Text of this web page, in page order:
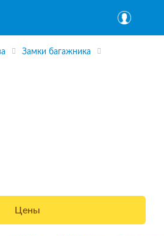
Замки багажника
Цены